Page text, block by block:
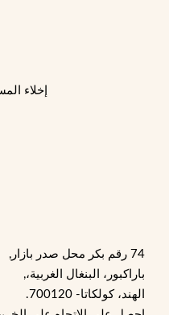
❗ إخلاء
74 رقم بكر محل صدر بازار,
باراكبور، البنغال الغربية،,
الهند، كولكاتا- 700120.